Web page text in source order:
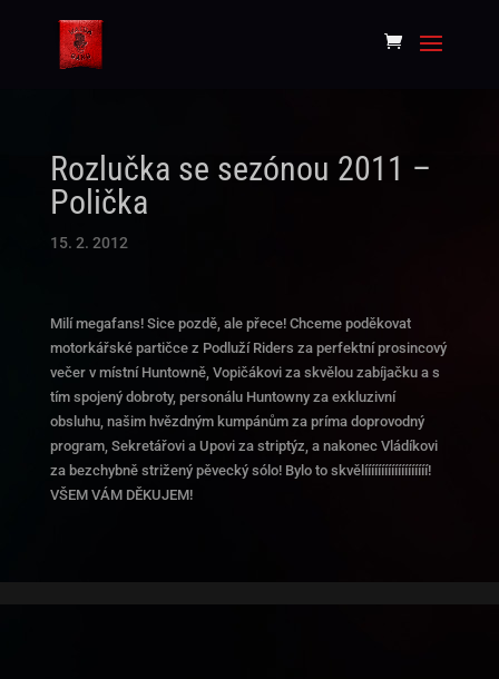
Rozlučka se sezónou 2011 –
Polička
15. 2. 2012
Milí megafans! Sice pozdě, ale přece! Chceme poděkovat
motorkářské partičce z Podluží Riders za perfektní prosincový
večer v místní Huntowně, Vopičákovi za skvělou zabíjačku a s
tím spojený dobroty, personálu Huntowny za exkluzivní
obsluhu, našim hvězdným kumpánům za príma doprovodný
program, Sekretářovi a Upovi za striptýz, a nakonec Vládíkovi
za bezchybně strižený pěvecký sólo! Bylo to skvělííííííííííííííííííí!
VŠEM VÁM DĚKUJEM!